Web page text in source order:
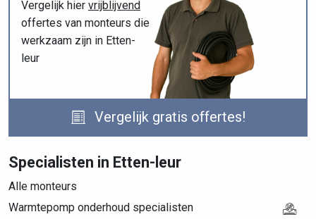
Vergelijk hier vrijblijvend
offertes van monteurs die
werkzaam zijn in Etten-
leur
Vergelijk gratis offertes!
Specialisten in Etten-leur
Alle monteurs
Warmtepomp onderhoud specialisten